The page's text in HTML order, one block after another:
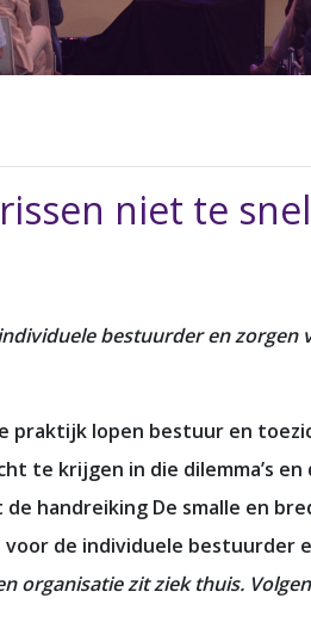
niet te
bestuurder en
praktijk lopen bestuur en
te krijgen in die dilemma’s
handreiking De smalle en
de individuele
organisatie zit ziek thuis.